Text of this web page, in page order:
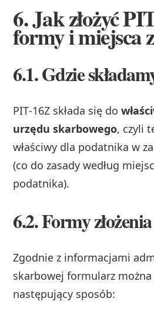
6. Jak złożyć
formy i miejsca
6.1. Gdzie
PIT‑16Z składa się do
urzędu skarbowego, czyli
właściwy dla podatnika w
(co do zasady według
podatnika).
6.2. Formy złożenia
Zgodnie z informacjami
skarbowej formularz można
następujący sposób: